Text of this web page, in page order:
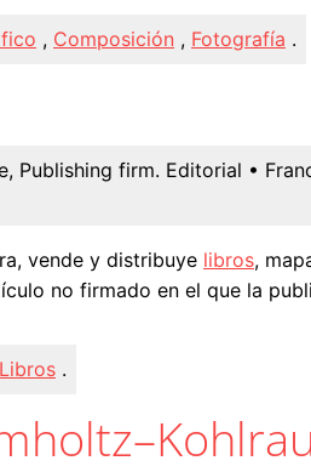
, Composición , Fotografía .
Publishing firm. Editorial •
vende y distribuye libros,
no firmado en el que la
Libros .